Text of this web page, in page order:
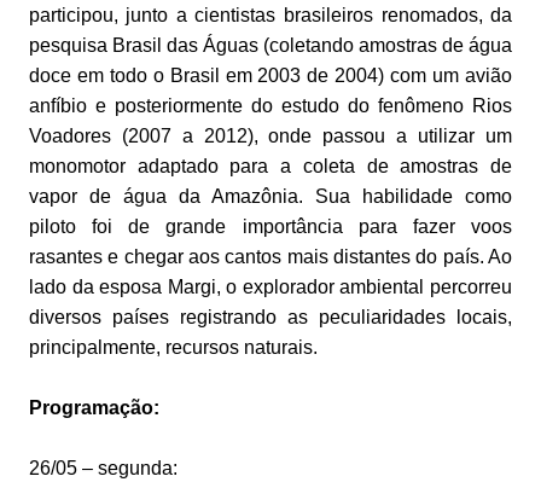
participou, junto a cientistas brasileiros renomados, da
pesquisa Brasil das Águas (coletando amostras de água
doce em todo o Brasil em 2003 de 2004) com um avião
anfíbio e posteriormente do estudo do fenômeno Rios
Voadores (2007 a 2012), onde passou a utilizar um
monomotor adaptado para a coleta de amostras de
vapor de água da Amazônia. Sua habilidade como
piloto foi de grande importância para fazer voos
rasantes e chegar aos cantos mais distantes do país. Ao
lado da esposa Margi, o explorador ambiental percorreu
diversos países registrando as peculiaridades locais,
principalmente, recursos naturais.
Programação:
26/05 – segunda: